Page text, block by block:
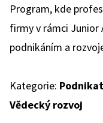
Program, kde
firmy v rámci Junior
podnikáním a
Kategorie:
Vědecký rozvoj